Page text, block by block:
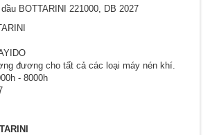
BOTTARINI 221000, DB 2027
đương cho tất cả các loại máy nén khí.
- 8000h